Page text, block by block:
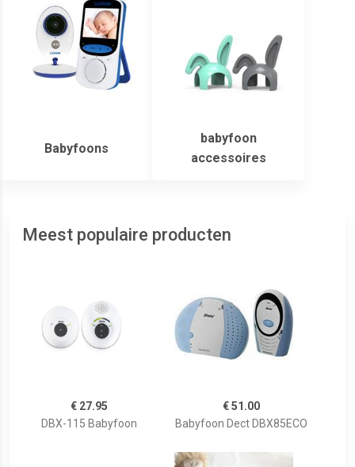
Babyfoons
babyfoon
accessoires
Meest populaire producten
€ 27.95
DBX-115 Babyfoon
€ 51.00
Babyfoon Dect DBX85ECO